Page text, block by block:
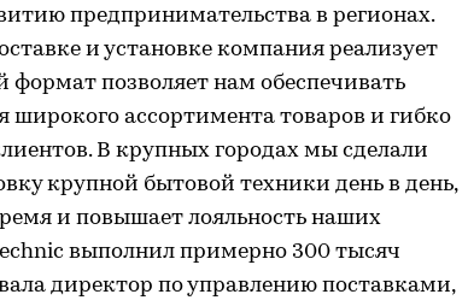
предпринимательства в регионах.
и установке компания реализует
позволяет нам обеспечивать
широкого ассортимента товаров и гибко
В крупных городах мы сделали
крупной бытовой техники день в день,
и повышает лояльность наших
выполнил примерно 300 тысяч
директор по управлению поставками,